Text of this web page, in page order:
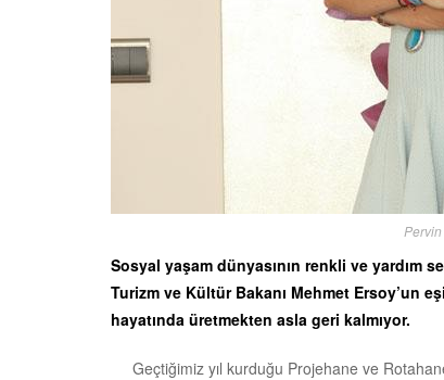
Sosyal yaşam dünyasının renkli ve yardım
Turizm ve Kültür Bakanı Mehmet Ersoy’un
hayatında üretmekten asla geri kalmıyor.
Geçtiğimiz yıl kurduğu Projehane ve